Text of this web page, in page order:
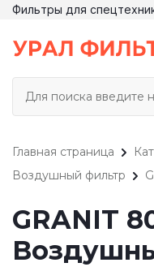
Фильтры для
Главная страница
Воздушный фильтр
GRANIT